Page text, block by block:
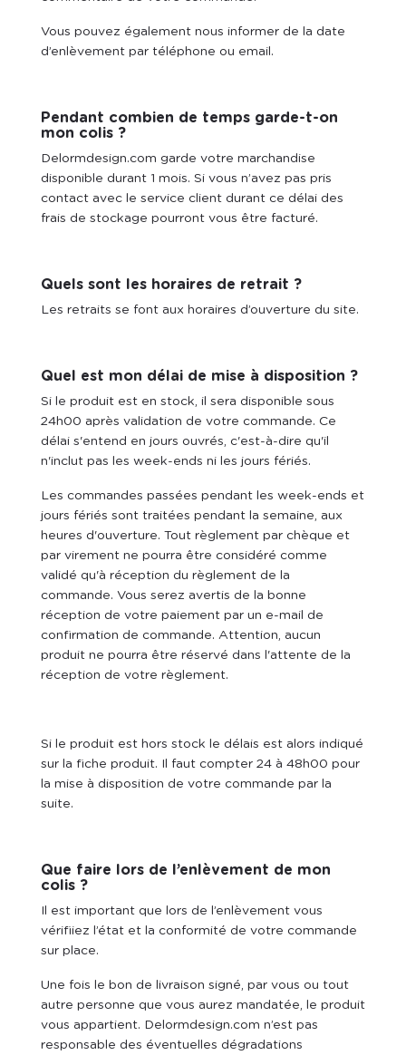
Vous pouvez également nous informer de la date
d’enlèvement par téléphone ou email.
Pendant combien de temps garde-t-on
mon colis ?
Delormdesign.com garde votre marchandise
disponible durant 1 mois. Si vous n’avez pas pris
contact avec le service client durant ce délai des
frais de stockage pourront vous être facturé.
Quels sont les horaires de retrait ?
Les retraits se font aux horaires d’ouverture du site.
Quel est mon délai de mise à disposition ?
Si le produit est en stock, il sera disponible sous
24h00 après validation de votre commande. Ce
délai s'entend en jours ouvrés, c'est-à-dire qu'il
n'inclut pas les week-ends ni les jours fériés.
Les commandes passées pendant les week-ends et
jours fériés sont traitées pendant la semaine, aux
heures d'ouverture. Tout règlement par chèque et
par virement ne pourra être considéré comme
validé qu'à réception du règlement de la
commande. Vous serez avertis de la bonne
réception de votre paiement par un e-mail de
confirmation de commande. Attention, aucun
produit ne pourra être réservé dans l'attente de la
réception de votre règlement.
Si le produit est hors stock le délais est alors indiqué
sur la fiche produit. Il faut compter 24 à 48h00 pour
la mise à disposition de votre commande par la
suite.
Que faire lors de l’enlèvement de mon
colis ?
Il est important que lors de l’enlèvement vous
vérifiiez l’état et la conformité de votre commande
sur place.
Une fois le bon de livraison signé, par vous ou tout
autre personne que vous aurez mandatée, le produit
vous appartient. Delormdesign.com n’est pas
responsable des éventuelles dégradations